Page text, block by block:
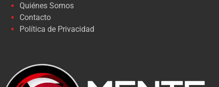
Quiénes Somos
Contacto
Política de Privacidad